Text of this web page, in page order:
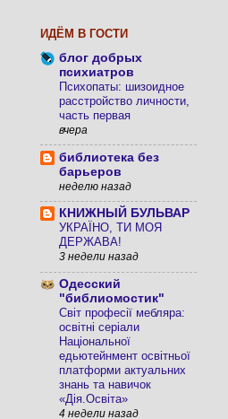
ИДЁМ В ГОСТИ
блог добрых
психиатров
Психопаты: шизоидное
расстройство личности,
часть первая
вчера
библиотека без
барьеров
неделю назад
КНИЖНЫЙ БУЛЬВАР
УКРАЇНО, ТИ МОЯ
ДЕРЖАВА!
3 недели назад
Одесский
"библиомостик"
Світ професії мебляра:
освітні серіали
Національної
едьютейнмент освітньої
платформи актуальних
знань та навичок
«Дія.Освіта»
4 недели назад